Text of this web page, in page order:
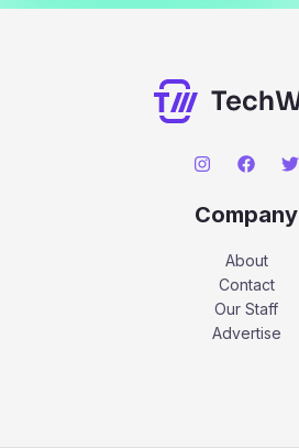
Company
About
Contact
Our Staff
Advertise